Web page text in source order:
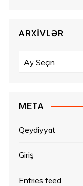
ARXIVLƏR
v
ə
META
Qeydiyyat
Giriş
Entries feed